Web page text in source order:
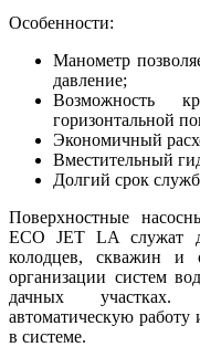
Особенности:
Манометр
давление;
Возможность
горизонтальной
Экономичный
Вместительный
Долгий срок
Поверхностные
ECO JET LA служат
колодцев, скважин и
организации систем
дачных участках.
автоматическую работу
в системе.